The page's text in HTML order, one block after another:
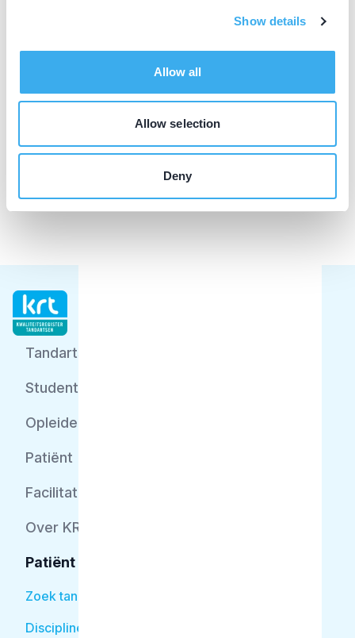
Show details
Allow all
Allow selection
Deny
Tandarts
Student
Opleider
Patiënt
Facilitator
Over KRT
Patiënt
Zoek tandarts
Disciplines